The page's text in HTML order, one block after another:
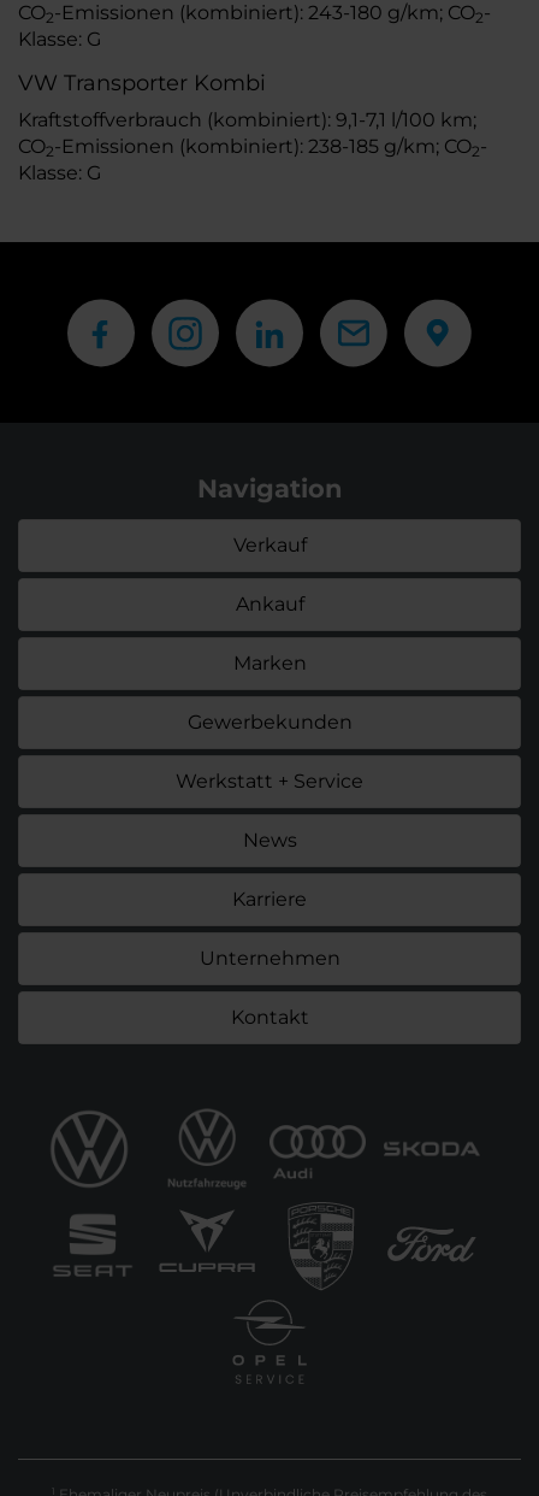
CO2-Emissionen (kombiniert): 243-180 g/km; CO2-
Klasse: G
VW Transporter Kombi
Kraftstoffverbrauch (kombiniert): 9,1-7,1 l/100 km;
CO2-Emissionen (kombiniert): 238-185 g/km; CO2-
Klasse: G
Navigation
Verkauf
Ankauf
Marken
Gewerbekunden
Werkstatt + Service
News
Karriere
Unternehmen
Kontakt
1